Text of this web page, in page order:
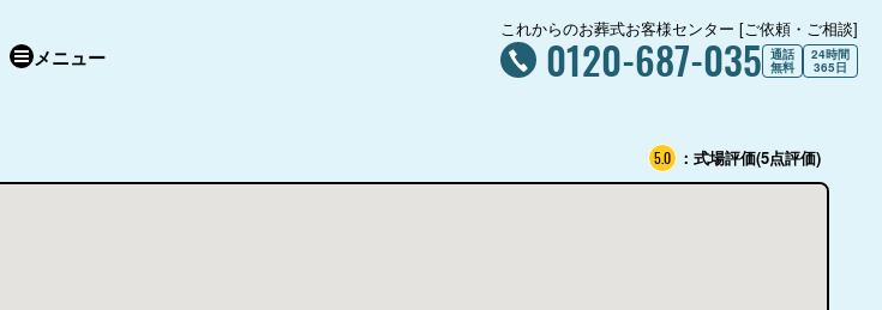
メニュー
これからのお葬式お客様センター [ご依頼・ご相談]
0120-687-035 通話
無料
24時間
365日
5.0 ：式場評価(5点評価)